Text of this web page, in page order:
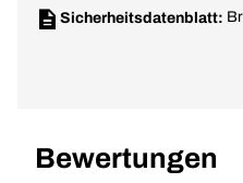
Sicherheitsdatenblatt:
Bewertungen